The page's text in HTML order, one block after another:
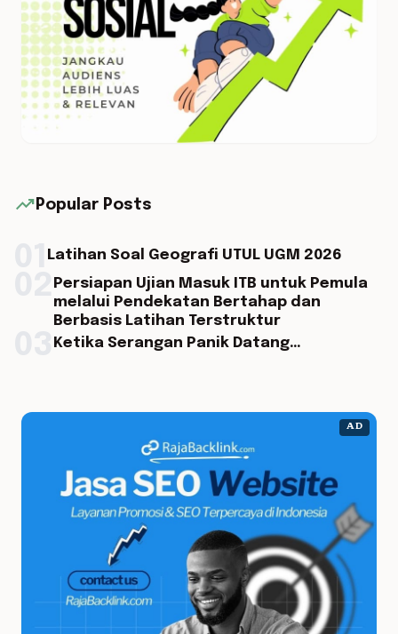
trending_up Popular Posts
Latihan Soal Geografi UTUL UGM 2026
Persiapan Ujian Masuk ITB untuk Pemula
melalui Pendekatan Bertahap dan
Berbasis Latihan Terstruktur
Ketika Serangan Panik Datang…
AD